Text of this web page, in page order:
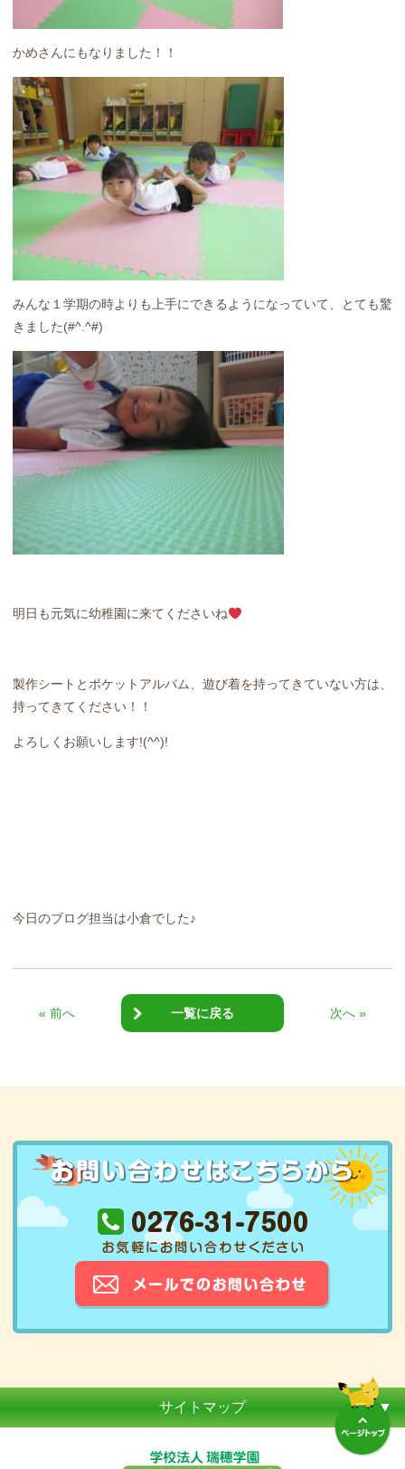
かめさんにもなりました！！
みんな１学期の時よりも上手にできるようになっていて、とても驚
きました(#^.^#)
明日も元気に幼稚園に来てくださいね
製作シートとポケットアルバム、遊び着を持ってきていない方は、
持ってきてください！！
よろしくお願いします!(^^)!
今日のブログ担当は小倉でした♪
« 前へ 一覧に戻る 次へ »
サイトマップ